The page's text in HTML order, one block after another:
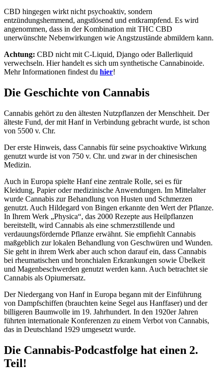
CBD hingegen wirkt nicht psychoaktiv, sondern
entzündungshemmend, angstlösend und entkrampfend. Es wird
angenommen, dass in der Kombination mit THC CBD
unerwünschte Nebenwirkungen wie Angstzustände abmildern kann.
Achtung: CBD nicht mit C-Liquid, Django oder Ballerliquid
verwechseln. Hier handelt es sich um synthetische Cannabinoide.
Mehr Informationen findest du hier!
Die Geschichte von Cannabis
Cannabis gehört zu den ältesten Nutzpflanzen der Menschheit. Der
älteste Fund, der mit Hanf in Verbindung gebracht wurde, ist schon
von 5500 v. Chr.
Der erste Hinweis, dass Cannabis für seine psychoaktive Wirkung
genutzt wurde ist von 750 v. Chr. und zwar in der chinesischen
Medizin.
Auch in Europa spielte Hanf eine zentrale Rolle, sei es für
Kleidung, Papier oder medizinische Anwendungen. Im Mittelalter
wurde Cannabis zur Behandlung von Husten und Schmerzen
genutzt. Auch Hildegard von Bingen erkannte den Wert der Pflanze.
In Ihrem Werk „Physica“, das 2000 Rezepte aus Heilpflanzen
bereitstellt, wird Cannabis als eine schmerzstillende und
verdauungsfördernde Pflanze erwähnt. Sie empfiehlt Cannabis
maßgeblich zur lokalen Behandlung von Geschwüren und Wunden.
Sie geht in ihrem Werk aber auch schon darauf ein, dass Cannabis
bei rheumatischen und bronchialen Erkrankungen sowie Übelkeit
und Magenbeschwerden genutzt werden kann. Auch betrachtet sie
Cannabis als Opiumersatz.
Der Niedergang von Hanf in Europa begann mit der Einführung
von Dampfschiffen (brauchten keine Segel aus Hanffaser) und der
billigeren Baumwolle im 19. Jahrhundert. In den 1920er Jahren
führten internationale Konferenzen zu einem Verbot von Cannabis,
das in Deutschland 1929 umgesetzt wurde.
Die Cannabis-Podcastfolge hat einen 2.
Teil!